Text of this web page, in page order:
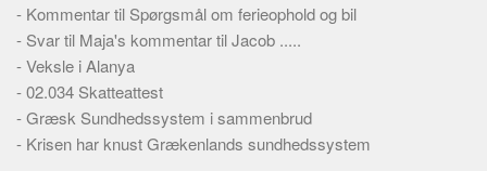
Om
Webstedet
Forhistorien
Redigering
- Kommentar til Spørgsmål om ferieophold og bil
- Svar til Maja's kommentar til Jacob .....
-Veksle i Alanya
-02.034 Skatteattest
-Græsk Sundhedssystem i sammenbrud
- Krisen har knust Grækenlands sundhedssystem